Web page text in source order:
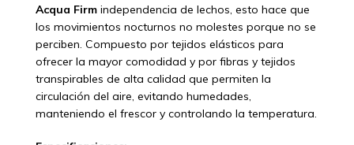
Acqua Firmindependencia de lechos, esto hace que
los movimientos nocturnos no molestes porque no se
perciben. Compuesto por tejidos elásticos para
ofrecer la mayor comodidad y por fibras y tejidos
transpirables de alta calidad que permiten la
circulación del aire, evitando humedades,
manteniendo el frescor y controlando la temperatura.